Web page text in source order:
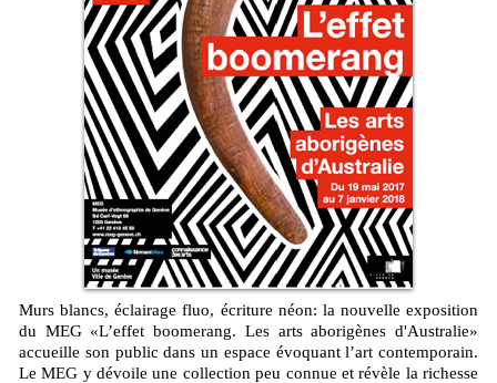
Murs blancs, éclairage fluo, écriture néon: la nouvelle exposition
du MEG «L’effet boomerang. Les arts aborigènes d'Australie»
accueille son public dans un espace évoquant l’art contemporain.
Le MEG y dévoile une collection peu connue et révèle la richesse